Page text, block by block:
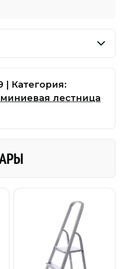
Категория:
лестница